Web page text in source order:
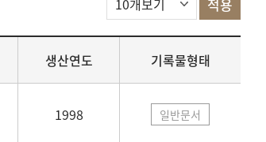
생산연도 기록물형태
1998 일반문서